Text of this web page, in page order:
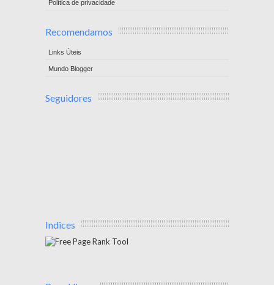
Política de privacidade
Recomendamos
Links Úteis
Mundo Blogger
Seguidores
Indices